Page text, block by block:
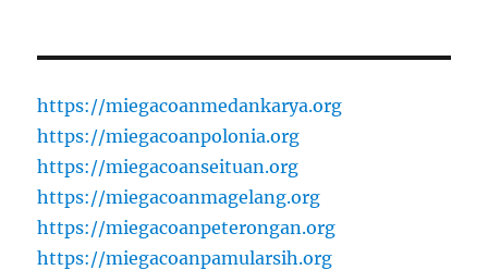
https://miegacoanmedankarya.org
https://miegacoanpolonia.org
https://miegacoanseituan.org
https://miegacoanmagelang.org
https://miegacoanpeterongan.org
https://miegacoanpamularsih.org